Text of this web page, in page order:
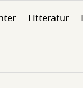
Litteratur